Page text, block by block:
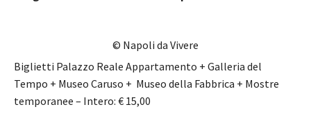
© Napoli da Vivere
Biglietti Palazzo Reale Appartamento + Galleria del
Tempo + Museo Caruso + Museo della Fabbrica + Mostre
temporanee – Intero: € 15,00